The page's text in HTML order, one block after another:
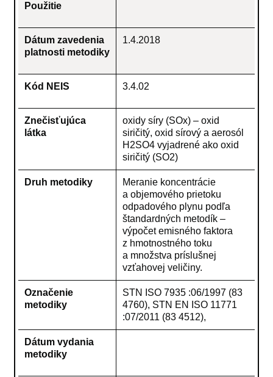
Použitie
Dátum zavedenia
platnosti metodiky
1.4.2018
Kód NEIS 3.4.02
Znečisťujúca
látka
oxidy síry (SOx) – oxid
siričitý, oxid sírový a aerosól
H2SO4 vyjadrené ako oxid
siričitý (SO2)
Druh metodiky
Meranie koncentrácie
a objemového prietoku
odpadového plynu podľa
štandardných metodík –
výpočet emisného faktora
z hmotnostného toku
a množstva príslušnej
vzťahovej veličiny.
Označenie
metodiky
STN ISO 7935 :06/1997 (83
4760), STN EN ISO 11771
:07/2011 (83 4512),
Dátum vydania
metodiky